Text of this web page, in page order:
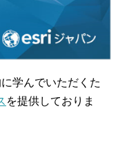
学んでいただくた
を提供しておりま